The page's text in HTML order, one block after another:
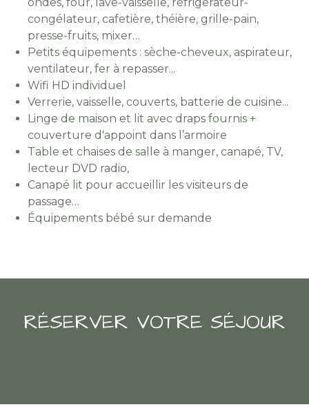
congélateur, cafetière, théière, grille-pain,
presse-fruits, mixer…
Petits équipements : sèche-cheveux, aspirateur,
ventilateur, fer à repasser...
Wifi HD individuel
Verrerie, vaisselle, couverts, batterie de cuisine...
Linge de maison et lit avec draps fournis +
couverture d'appoint dans l’armoire
Table et chaises de salle à manger, canapé, TV,
lecteur DVD radio,
Canapé lit pour accueillir les visiteurs de
passage…
Équipements bébé sur demande
RÉSERVER VOTRE SÉJOUR